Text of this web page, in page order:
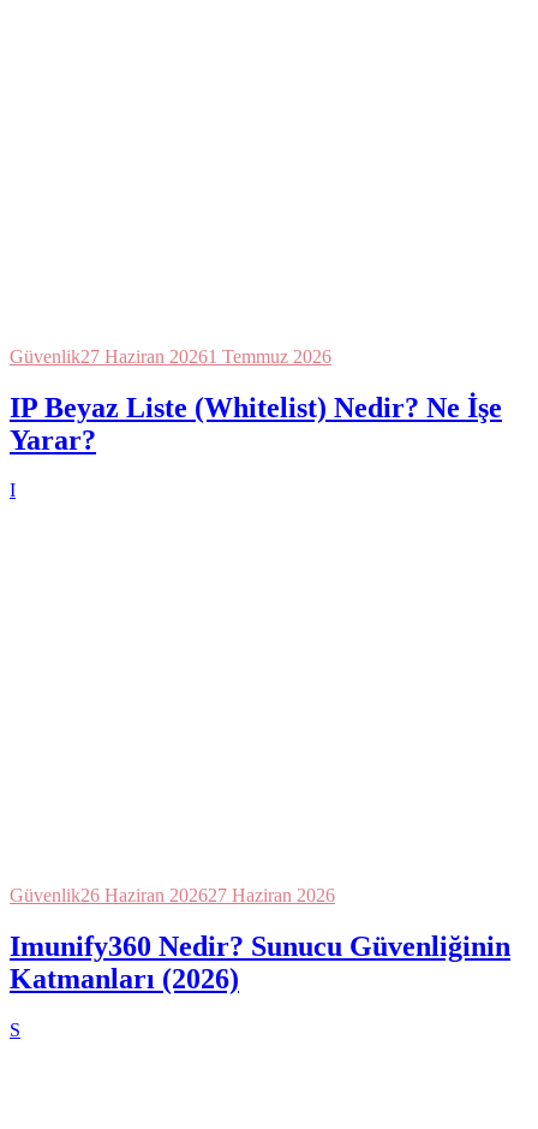
Güvenlik27 Haziran 20261 Temmuz 2026
IP Beyaz Liste (Whitelist) Nedir? Ne İşe
Yarar?
I
Güvenlik26 Haziran 202627 Haziran 2026
Imunify360 Nedir? Sunucu Güvenliğinin
Katmanları (2026)
S